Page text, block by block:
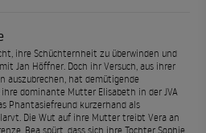
ihre Schüchternheit zu überwinden und
Jan Höffner. Doch ihr Versuch, aus ihrer
auszubrechen, hat demütigende
ihre dominante Mutter Elisabeth in der JVA
Phantasiefreund kurzerhand als
Die Wut auf ihre Mutter treibt Vera an
Bea spürt, dass sich ihre Tochter Sophie